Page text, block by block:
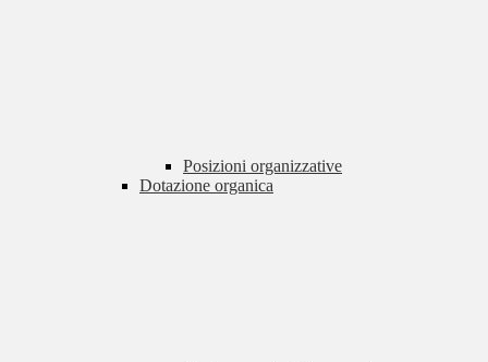
Posizioni organizzative
Dotazione organica